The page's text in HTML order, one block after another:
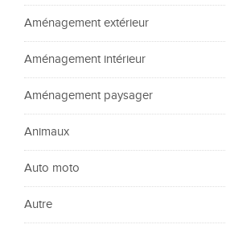
Aménagement extérieur
Aménagement intérieur
Aménagement paysager
Animaux
Auto moto
Autre